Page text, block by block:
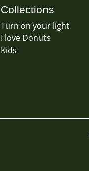
Collections
Turn on your light
I love Donuts
Kids